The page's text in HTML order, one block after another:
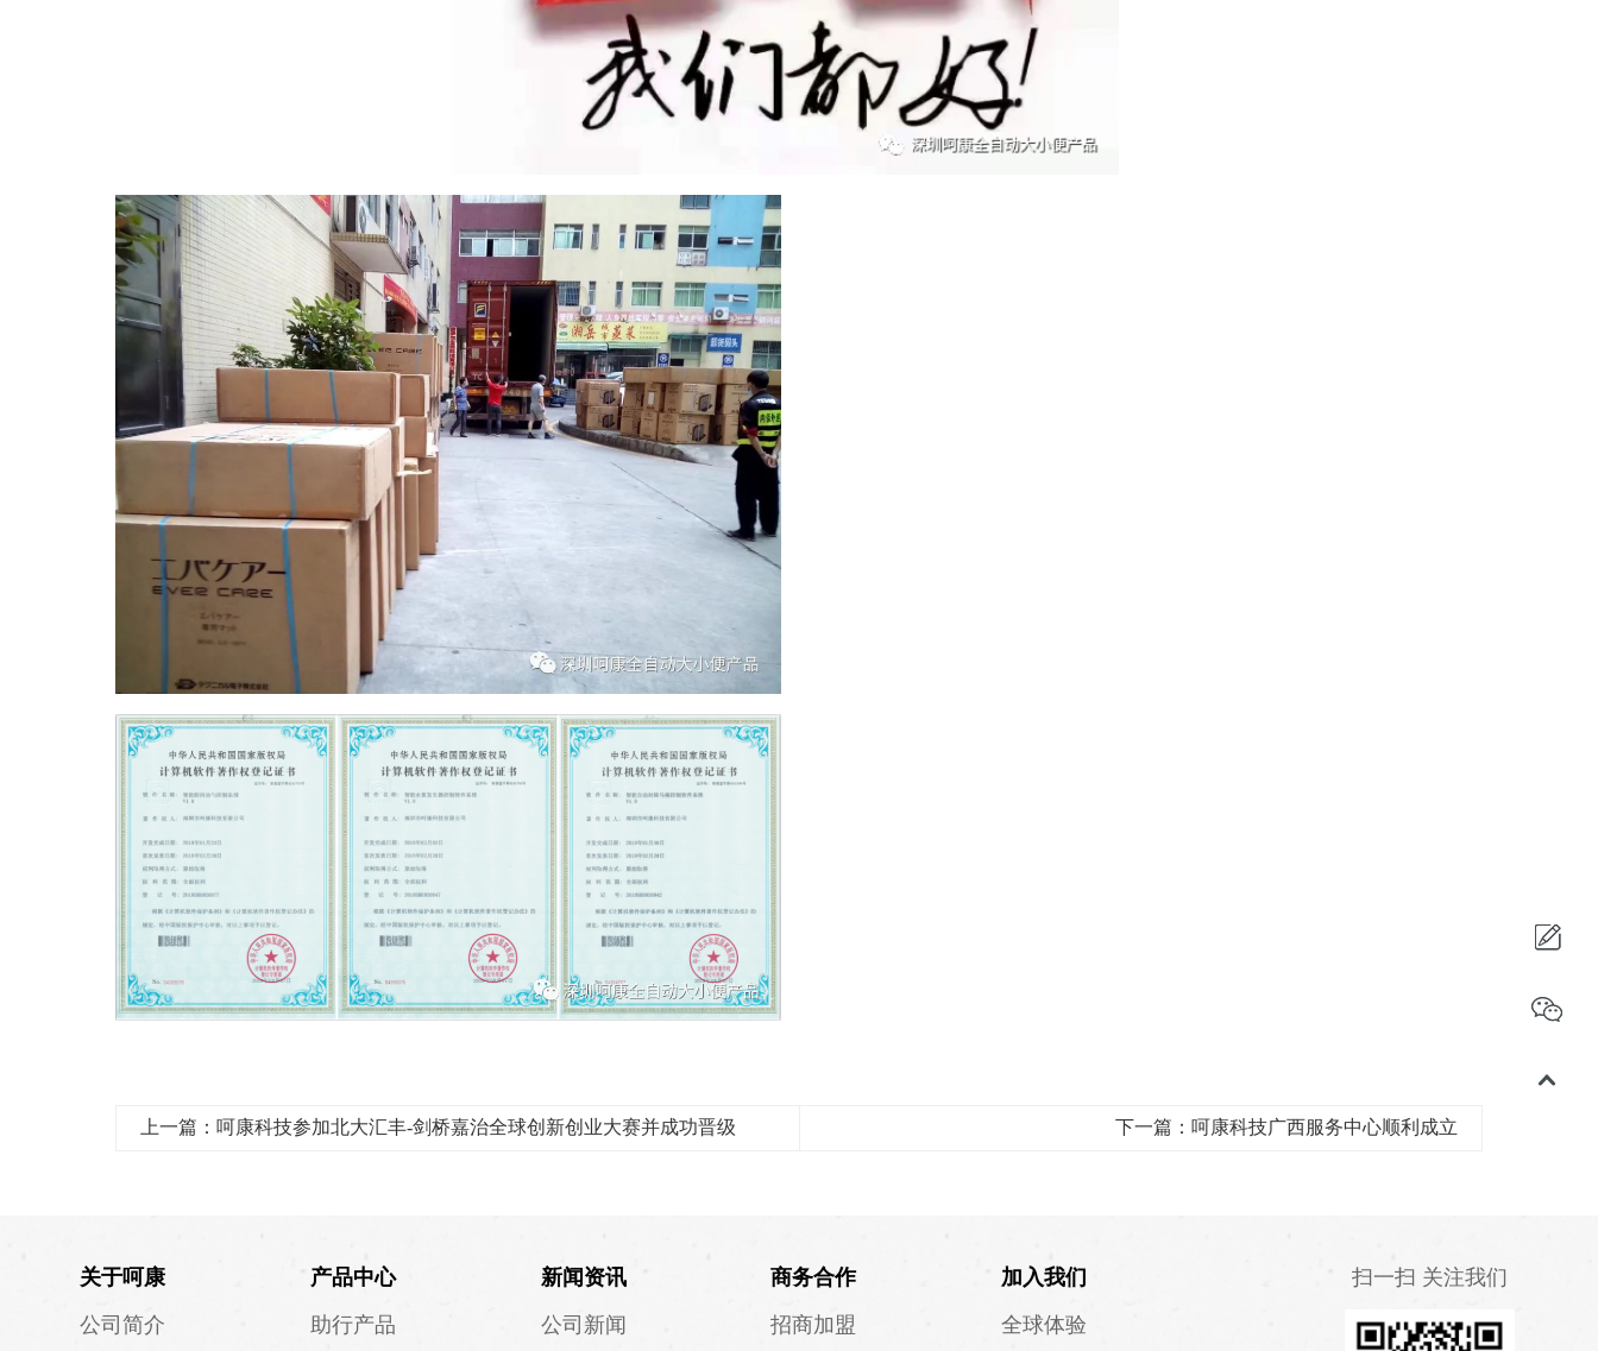
上一篇：呵康科技参加北大汇丰-剑桥嘉治全球创新创业大赛并成功晋级 下一篇：呵康科技广西服务中心顺利成立
扫一扫 关注我们
关于呵康
公司简介
产品中心
助行产品
新闻资讯
公司新闻
商务合作
招商加盟
加入我们
全球体验